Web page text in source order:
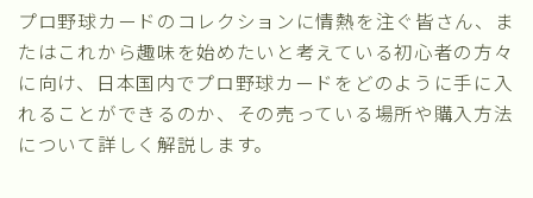
プロ野球カードのコレクションに情熱を注ぐ皆さん、ま
たはこれから趣味を始めたいと考えている初心者の方々
に向け、日本国内でプロ野球カードをどのように手に入
れることができるのか、その売っている場所や購入方法
について詳しく解説します。